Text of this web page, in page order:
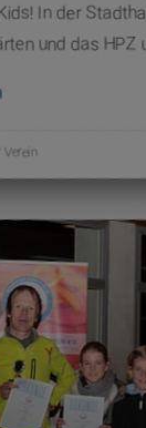
In der
und das HPZ
Verein